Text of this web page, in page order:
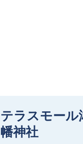
テラスモー
幡神社